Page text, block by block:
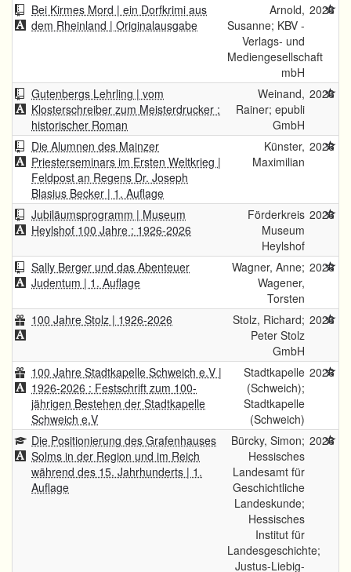
Bei Kirmes Mord | ein Dorfkrimi aus
dem Rheinland | Originalausgabe
Arnold,
Susanne; KBV -
Verlags- und
Mediengesellschaft
mbH
2026
Gutenbergs Lehrling | vom
Klosterschreiber zum Meisterdrucker :
historischer Roman
Weinand,
Rainer; epubli
GmbH
2026
Die Alumnen des Mainzer
Priesterseminars im Ersten Weltkrieg |
Feldpost an Regens Dr. Joseph
Blasius Becker | 1. Auflage
Künster,
Maximilian
2026
Jubiläumsprogramm | Museum
Heylshof 100 Jahre : 1926-2026
Förderkreis
Museum
Heylshof
2026
Sally Berger und das Abenteuer
Judentum | 1. Auflage
Wagner, Anne;
Wagener,
Torsten
2026
100 Jahre Stolz | 1926-2026
Stolz, Richard;
Peter Stolz
GmbH
2026
100 Jahre Stadtkapelle Schweich e.V |
1926-2026 : Festschrift zum 100-
jährigen Bestehen der Stadtkapelle
Schweich e.V
Stadtkapelle
(Schweich);
Stadtkapelle
(Schweich)
2026
Die Positionierung des Grafenhauses
Solms in der Region und im Reich
während des 15. Jahrhunderts | 1.
Auflage
Bürcky, Simon;
Hessisches
Landesamt für
Geschichtliche
Landeskunde;
Hessisches
Institut für
Landesgeschichte;
Justus-Liebig-
2026